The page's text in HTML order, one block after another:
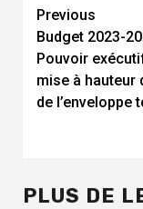
Previous
Budget 2023-
Pouvoir
mise à hauteur
de l’enveloppe
PLUS DE